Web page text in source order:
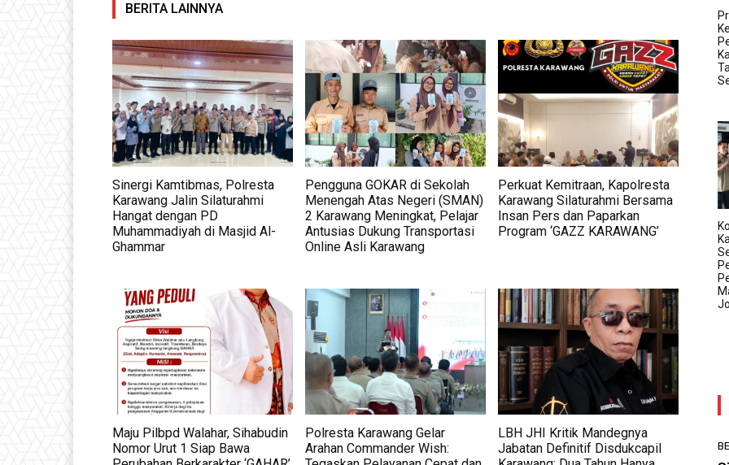
BERITA LAINNYA
Sinergi Kamtibmas, Polresta
Karawang Jalin Silaturahmi
Hangat dengan PD
Muhammadiyah di Masjid Al-
Ghammar
Pengguna GOKAR di Sekolah
Menengah Atas Negeri (SMAN)
2 Karawang Meningkat, Pelajar
Antusias Dukung Transportasi
Online Asli Karawang
Perkuat Kemitraan, Kapolresta
Karawang Silaturahmi Bersama
Insan Pers dan Paparkan
Program ‘GAZZ KARAWANG’
Maju Pilbpd Walahar, Sihabudin
Nomor Urut 1 Siap Bawa
Polresta Karawang Gelar
Arahan Commander Wish:
LBH JHI Kritik Mandegnya
Jabatan Definitif Disdukcapil